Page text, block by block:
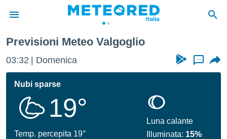
di
per
le
Previsioni Meteo Valgoglio
03:32 Domenica ...
Nubi sparse
19°
Temp. percepita 19°
Luna calante
Illuminata: 15%